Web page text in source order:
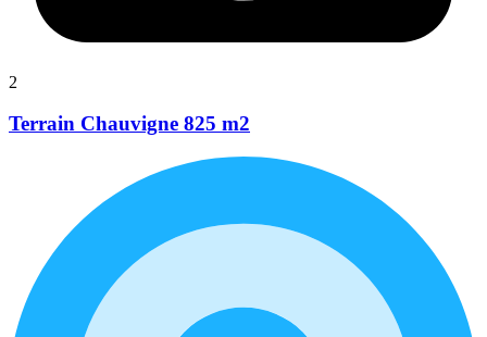
2
Terrain Chauvigne 825 m2